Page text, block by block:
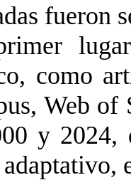
fueron
como
, Web of
y 2024,